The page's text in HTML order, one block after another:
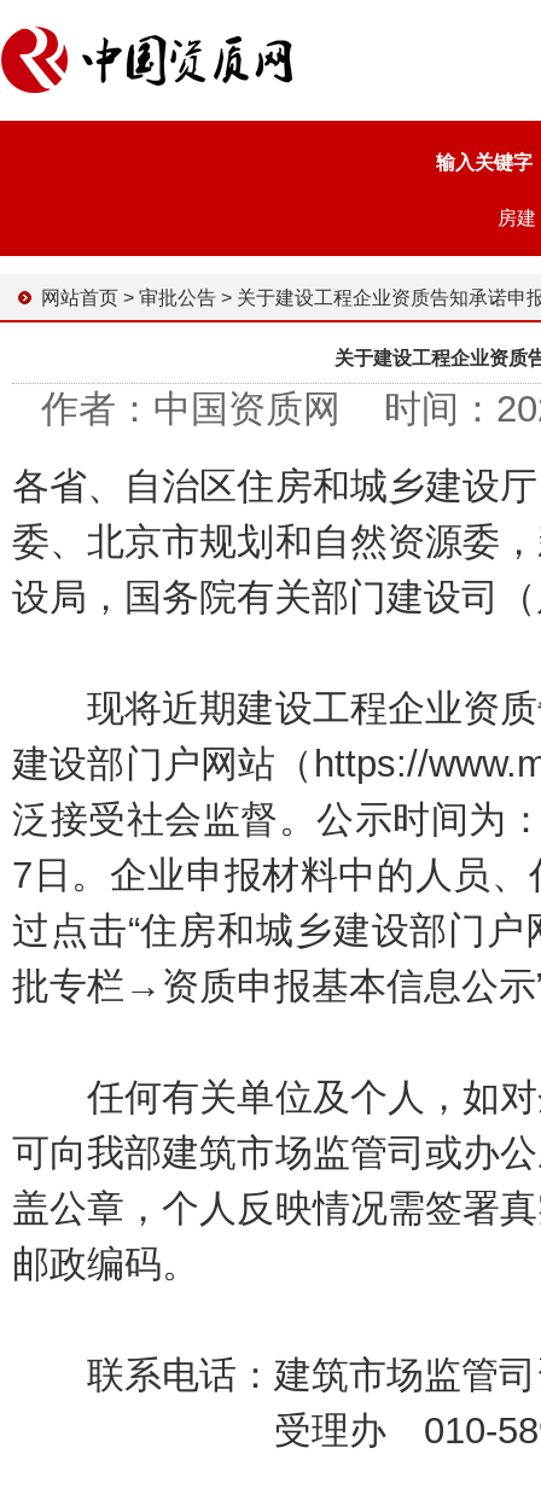
输入关键字
房建
网站首页 > 审批公告 > 关于建设工程企业资质告知承诺申报情况的
关于建设工程企业资质
作者：中国资质网 时间：
各省、自治区住房和城乡建设
委、北京市规划和自然资源委
设局，国务院有关部门建设司
现将近期建设工程企业资质
建设部门户网站（https://
泛接受社会监督。公示时间为
7日。企业申报材料中的人员
过点击“住房和城乡建设部门
批专栏→资质申报基本信息公示
任何有关单位及个人，如对
可向我部建筑市场监管司或办
盖公章，个人反映情况需签署
邮政编码。
联系电话：建筑市场监管
受理办 010-